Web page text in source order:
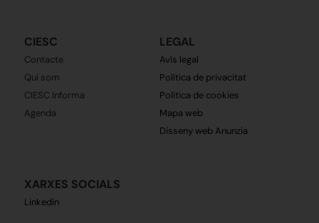
CIESC
Contacte
Qui som
CIESC Informa
Agenda
XARXES SOCIALS
Linkedin
LEGAL
Avís legal
Política de privacitat
Política de cookies
Mapa web
Disseny web Anunzia